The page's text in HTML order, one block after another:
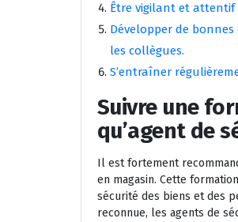
Être vigilant et attentif
Développer de
les collègues.
S’entraîner
Suivre une
qu’agent de
Il est fortement
en magasin. Cette
sécurité des biens et des
reconnue, les agents de